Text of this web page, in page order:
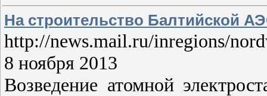
На строительство Балтийской
http://news.mail.ru/inregions/
8 ноября 2013
Возведение атомной